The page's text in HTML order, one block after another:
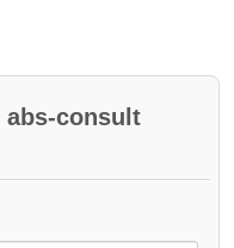
abs-consult